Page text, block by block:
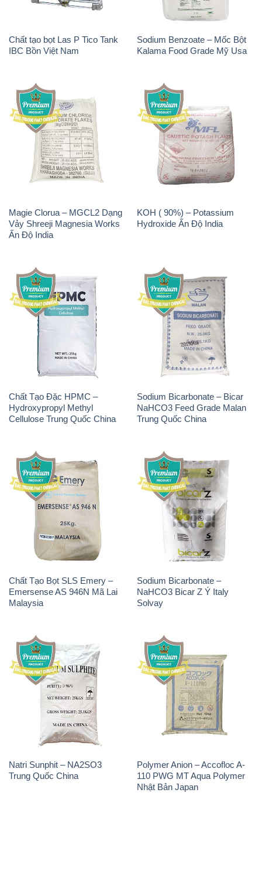
Chất tạo bọt Las P Tico Tank
IBC Bồn Việt Nam
Sodium Benzoate – Mốc Bột
Kalama Food Grade Mỹ Usa
Magie Clorua – MGCL2 Dạng
Vảy Shreeji Magnesia Works
Ấn Độ India
KOH ( 90%) – Potassium
Hydroxide Ấn Độ India
Chất Tạo Đặc HPMC –
Hydroxypropyl Methyl
Cellulose Trung Quốc China
Sodium Bicarbonate – Bicar
NaHCO3 Feed Grade Malan
Trung Quốc China
Chất Tạo Bọt SLS Emery –
Emersense AS 946N Mã Lai
Malaysia
Sodium Bicarbonate –
NaHCO3 Bicar Z Ý Italy
Solvay
Natri Sunphit – NA2SO3
Trung Quốc China
Polymer Anion – Accofloc A-
110 PWG MT Aqua Polymer
Nhật Bản Japan